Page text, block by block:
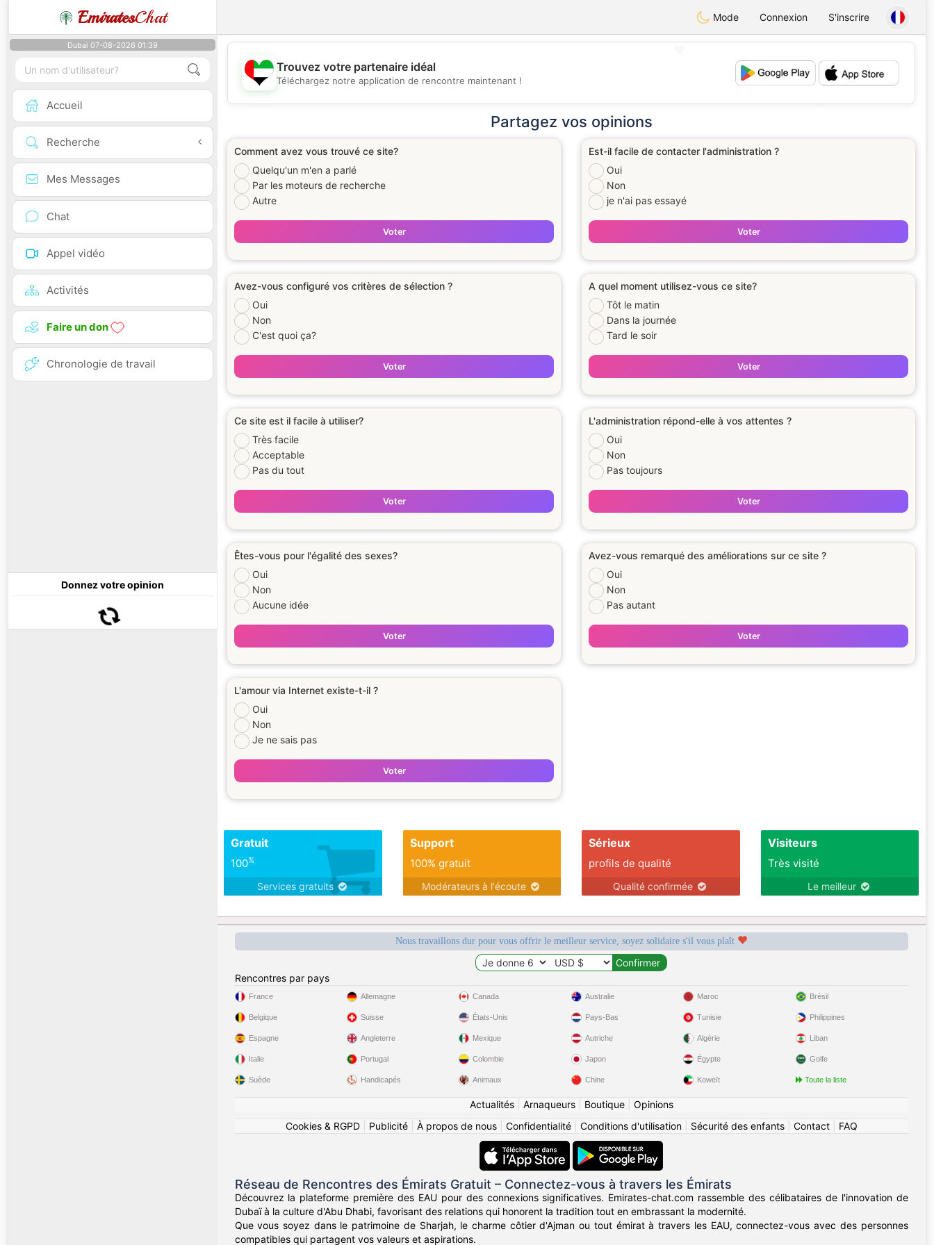
EmiratesChat Mode Connexion S'inscrire
Dubai 07-08-2026 01:39
Accueil
Recherche
Mes Messages
Chat
Appel vidéo
Activités
Faire un don
Chronologie de travail
Donnez votre opinion
💖
💕
💕
Trouvez votre partenaire idéal
Téléchargez notre application de rencontre maintenant !
Partagez vos opinions
Comment avez vous trouvé ce site?
Quelqu'un m'en a parlé
Par les moteurs de recherche
Autre
Voter
Est-il facile de contacter l'administration ?
Oui
Non
je n'ai pas essayé
Voter
Avez-vous configuré vos critères de sélection ?
Oui
Non
C'est quoi ça?
Voter
A quel moment utilisez-vous ce site?
Tôt le matin
Dans la journée
Tard le soir
Voter
Ce site est il facile à utiliser?
Très facile
Acceptable
Pas du tout
Voter
L'administration répond-elle à vos attentes ?
Oui
Non
Pas toujours
Voter
Êtes-vous pour l'égalité des sexes?
Oui
Non
Aucune idée
Voter
Avez-vous remarqué des améliorations sur ce site ?
Oui
Non
Pas autant
Voter
L'amour via Internet existe-t-il ?
Oui
Non
Je ne sais pas
Voter
Gratuit
100%
Services gratuits
Support
100% gratuit
Modérateurs à l'écoute
Sérieux
profils de qualité
Qualité confirmée
Visiteurs
Très visité
Le meilleur
Nous travaillons dur pour vous offrir le meilleur service, soyez solidaire s'il vous plaît
Rencontres par pays
France
Belgique
Espagne
Italie
Suède
Allemagne
Suisse
Angleterre
Portugal
Handicapés
Canada
États-Unis
Mexique
Colombie
Animaux
Australie
Pays-Bas
Autriche
Japon
Chine
Maroc
Tunisie
Algérie
Égypte
Koweït
Brésil
Philippines
Liban
Golfe
Toute la liste
Actualités| Arnaqueurs| Boutique| Opinions
Cookies & RGPD| Publicité| À propos de nous| Confidentialité| Conditions d'utilisation| Sécurité des enfants| Contact| FAQ
Réseau de Rencontres des Émirats Gratuit – Connectez-vous à travers les Émirats
Découvrez la plateforme première des EAU pour des connexions significatives. Emirates-chat.com rassemble des célibataires de l'innovation de
Dubaï à la culture d'Abu Dhabi, favorisant des relations qui honorent la tradition tout en embrassant la modernité.
Que vous soyez dans le patrimoine de Sharjah, le charme côtier d'Ajman ou tout émirat à travers les EAU, connectez-vous avec des personnes
compatibles qui partagent vos valeurs et aspirations.